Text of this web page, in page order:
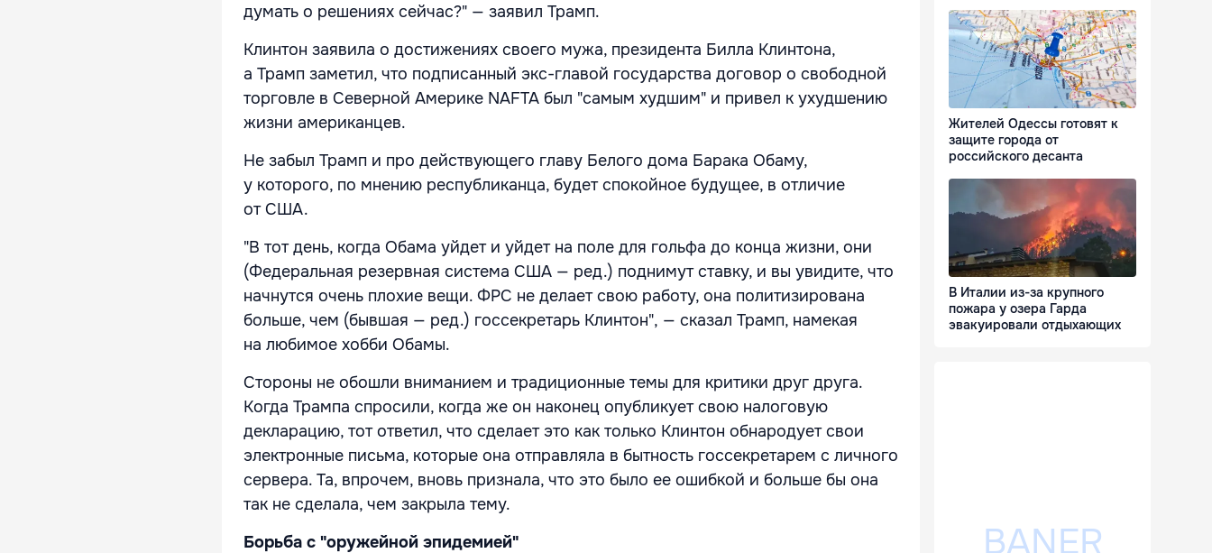
думать о решениях сейчас?" — заявил Трамп.
Клинтон заявила о достижениях своего мужа, президента Билла Клинтона,
а Трамп заметил, что подписанный экс-главой государства договор о свободной
торговле в Северной Америке NAFTA был "самым худшим" и привел к ухудшению
жизни американцев.
Не забыл Трамп и про действующего главу Белого дома Барака Обаму,
у которого, по мнению республиканца, будет спокойное будущее, в отличие
от США.
"В тот день, когда Обама уйдет и уйдет на поле для гольфа до конца жизни, они
(Федеральная резервная система США — ред.) поднимут ставку, и вы увидите, что
начнутся очень плохие вещи. ФРС не делает свою работу, она политизирована
больше, чем (бывшая — ред.) госсекретарь Клинтон", — сказал Трамп, намекая
на любимое хобби Обамы.
Стороны не обошли вниманием и традиционные темы для критики друг друга.
Когда Трампа спросили, когда же он наконец опубликует свою налоговую
декларацию, тот ответил, что сделает это как только Клинтон обнародует свои
электронные письма, которые она отправляла в бытность госсекретарем с личного
сервера. Та, впрочем, вновь признала, что это было ее ошибкой и больше бы она
так не сделала, чем закрыла тему.
Борьба с "оружейной эпидемией"
Жителей Одессы готовят к
защите города от
российского десанта
В Италии из-за крупного
пожара у озера Гарда
эвакуировали отдыхающих